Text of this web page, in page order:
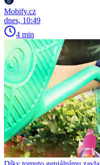
Mobify.cz
dnes, 10:49
4 min